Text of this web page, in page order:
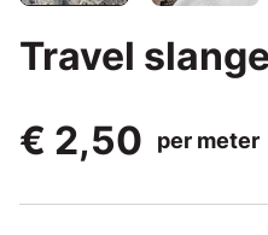
Travel
€ 2,50
per meter